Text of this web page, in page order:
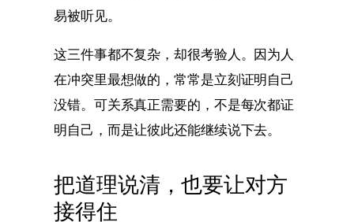
易被听见。
这三件事都不复杂，却很考验人。因为人
在冲突里最想做的，常常是立刻证明自己
没错。可关系真正需要的，不是每次都证
明自己，而是让彼此还能继续说下去。
把道理说清，也要让对方
接得住